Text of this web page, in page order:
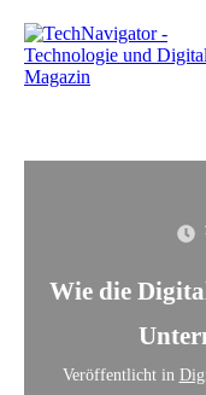
Wie die
Veröffentlicht in